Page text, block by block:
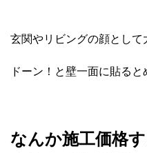
玄関やリビングの顔として
ドーン！と壁一面に貼ると
なんか施工価格